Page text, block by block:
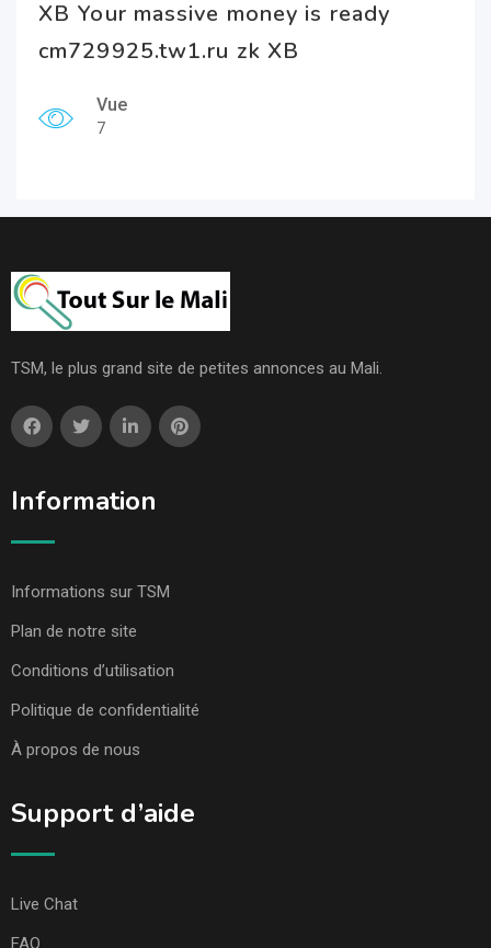
XB Your massive money is ready
cm729925.tw1.ru zk XB
Vue
7
TSM, le plus grand site de petites annonces au Mali.
Information
Informations sur TSM
Plan de notre site
Conditions d’utilisation
Politique de confidentialité
À propos de nous
Support d’aide
Live Chat
FAQ